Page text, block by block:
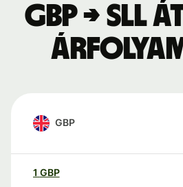
GBP → SLL
GBP
1 GBP